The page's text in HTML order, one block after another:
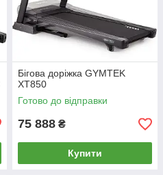
Бігова доріжка GYMTEK
XT850
Готово до відправки
75 888 ₴
Купити